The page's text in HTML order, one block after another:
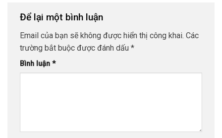
Để lại một bình luận
Email của bạn sẽ không được hiển thị công khai. Các
trường bắt buộc được đánh dấu *
Bình luận *